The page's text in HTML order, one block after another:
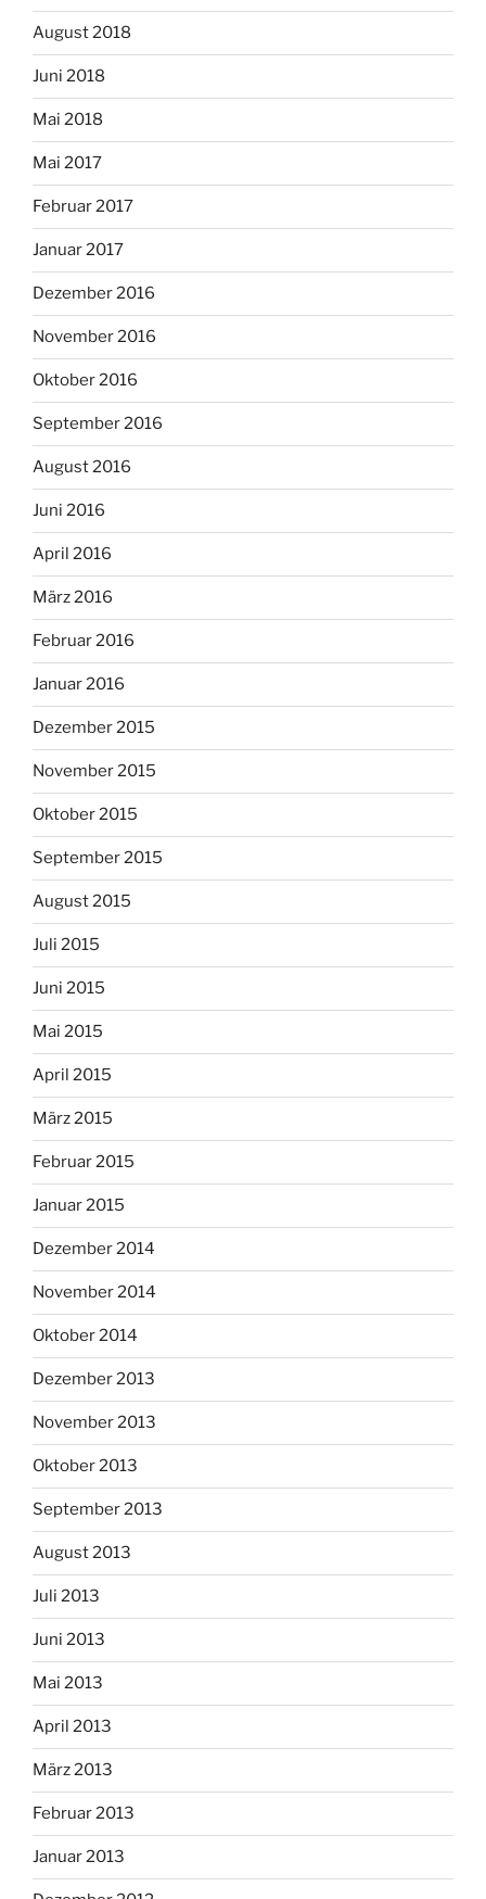
August 2018
Juni 2018
Mai 2018
Mai 2017
Februar 2017
Januar 2017
Dezember 2016
November 2016
Oktober 2016
September 2016
August 2016
Juni 2016
April 2016
März 2016
Februar 2016
Januar 2016
Dezember 2015
November 2015
Oktober 2015
September 2015
August 2015
Juli 2015
Juni 2015
Mai 2015
April 2015
März 2015
Februar 2015
Januar 2015
Dezember 2014
November 2014
Oktober 2014
Dezember 2013
November 2013
Oktober 2013
September 2013
August 2013
Juli 2013
Juni 2013
Mai 2013
April 2013
März 2013
Februar 2013
Januar 2013